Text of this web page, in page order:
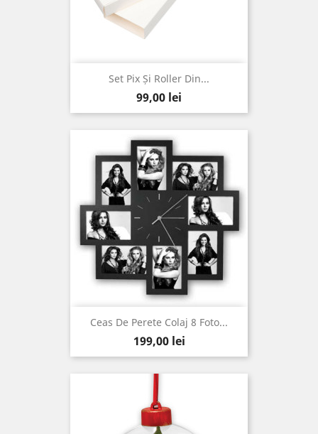
Set Pix Și Roller Din...
Pret
99,00 lei
Ceas De Perete Colaj 8 Foto...
Pret
199,00 lei